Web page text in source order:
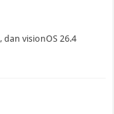
dan visionOS 26.4